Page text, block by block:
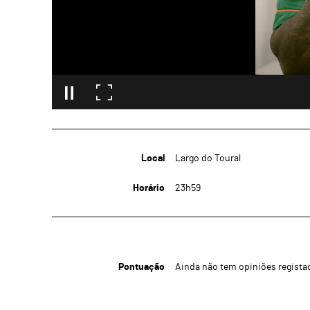
Local Largo do Toural
Horário 23h59
Pontuação Ainda não tem opiniões